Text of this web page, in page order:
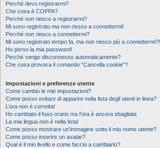
Perché devo registrarmi?
Che cosa è COPPA?
Perché non riesco a registrarmi?
Mi sono registrato ma non riesco a connettermi!
Perché non riesco a connettermi?
Mi sono registrato tempo fa, ma non riesco più a connettermi?!
Ho perso la mia password!
Perché vengo disconnesso automaticamente?
Che cosa provoca il comando “Cancella cookie”?
Impostazioni e preferenze utente
Come cambio le mie impostazioni?
Come posso evitare di apparire nella lista degli utenti in linea?
L’ora non è corretta!
Ho cambiato il fuso orario ma l’ora è ancora sbagliata
La mia lingua non è nella lista!
Come posso mostrare un’immagine sotto il mio nome utente?
Come posso inserire un avatar?
Qual è il mio livello e come faccio a cambiarlo?